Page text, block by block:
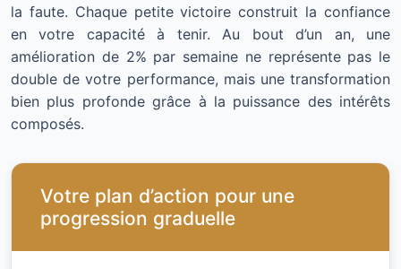
la faute. Chaque petite victoire construit la confiance
en votre capacité à tenir. Au bout d’un an, une
amélioration de 2% par semaine ne représente pas le
double de votre performance, mais une transformation
bien plus profonde grâce à la puissance des intérêts
composés.
Votre plan d’action pour une
progression graduelle